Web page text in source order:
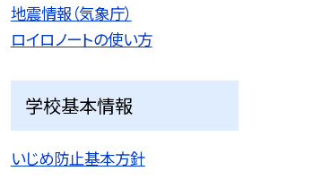
地震情報（気象庁）
ロイロノートの使い方
学校基本情報
いじめ防止基本方針